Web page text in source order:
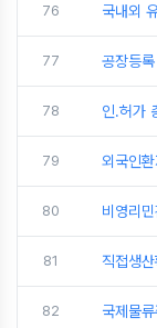
76 국내외
77 공장등
78 인.허가
79 외국인
80 비영리
81 직접생
82 국제물